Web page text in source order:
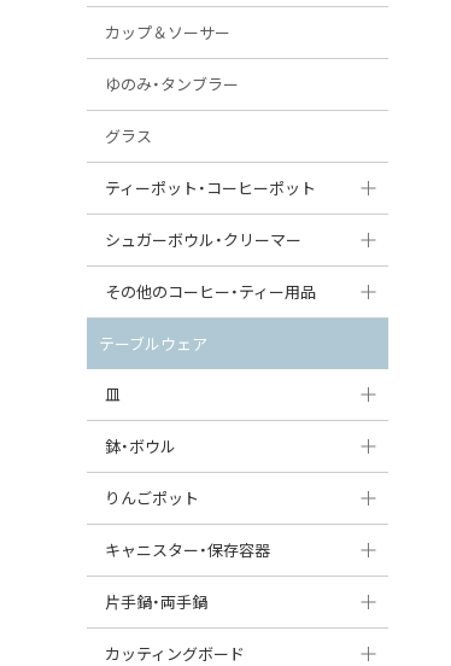
カップ＆ソーサー
ゆのみ・タンブラー
グラス
ティーポット・コーヒーポット
ティーポット
コーヒーポット
シュガーボウル・クリーマー
シュガーボウル
クリーマー
その他のコーヒー・ティー用品
ポットウォーマー
ピッチャー
コーヒードリッパー
すべて見る
テーブルウェア
皿
大皿（24cm〜）
中皿（18〜24cm）
丸皿
鉢・ボウル
大鉢（21cm〜）
中鉢（16〜21cm）
りんごポット
りんごポット
りんごポット小
キャニスター・保存容器
キャニスター
つぼ
片手鍋・両手鍋
ソースパン（片手鍋）
カッティングボード